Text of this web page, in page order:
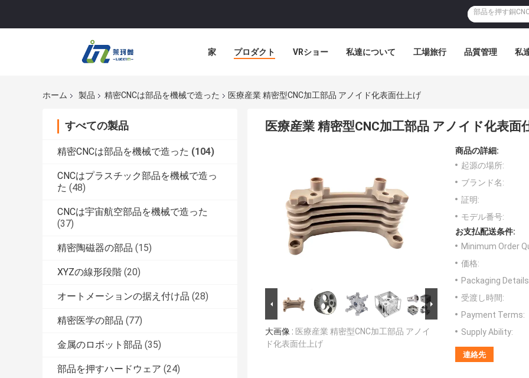
家 プロダクト VRショー 私達について 工場旅行 品質管理 私
ホーム 製品 精密CNCは部品を機械で造った 医療産業 精密型CNC加工部品 アノイド化表面仕上げ
すべての製品
精密CNCは部品を機械で造った (104)
CNCはプラスチック部品を機械で造っ
た (48)
CNCは宇宙航空部品を機械で造った
(37)
精密陶磁器の部品 (15)
XYZの線形段階 (20)
オートメーションの据え付け品 (28)
精密医学の部品 (77)
金属のロボット部品 (35)
部品を押すハードウェア (24)
医療産業 精密型CNC加工部品 アノイド化表面
大画像 : 医療産業 精密型CNC加工部品 アノイ
ド化表面仕上げ
商品の詳細:
起源の場所:
ブランド名:
証明:
モデル番号:
お支払配送条件:
Minimum Order
価格:
Packaging
受渡し時間:
Payment Terms:
Supply Ability:
連絡先